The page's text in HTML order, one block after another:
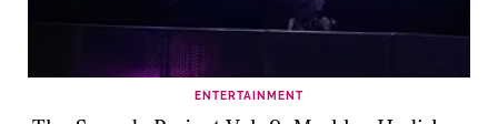
ENTERTAINMENT